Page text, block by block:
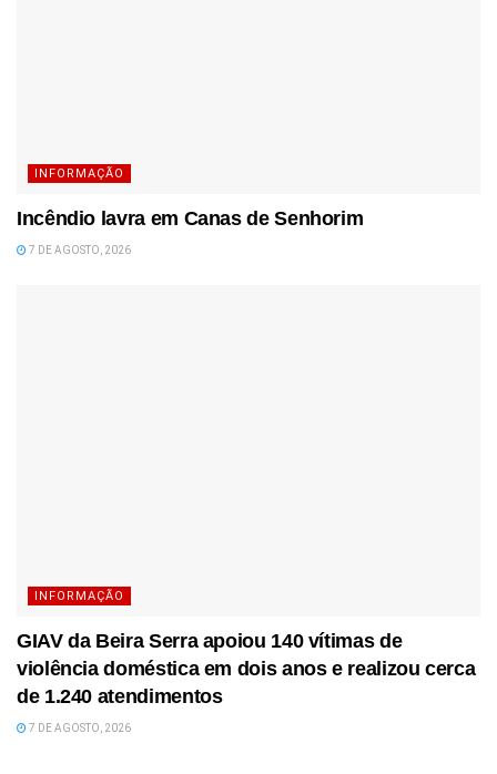
INFORMAÇÃO
Incêndio lavra em Canas de Senhorim
7 DE AGOSTO, 2026
INFORMAÇÃO
GIAV da Beira Serra apoiou 140 vítimas de
violência doméstica em dois anos e realizou cerca
de 1.240 atendimentos
7 DE AGOSTO, 2026